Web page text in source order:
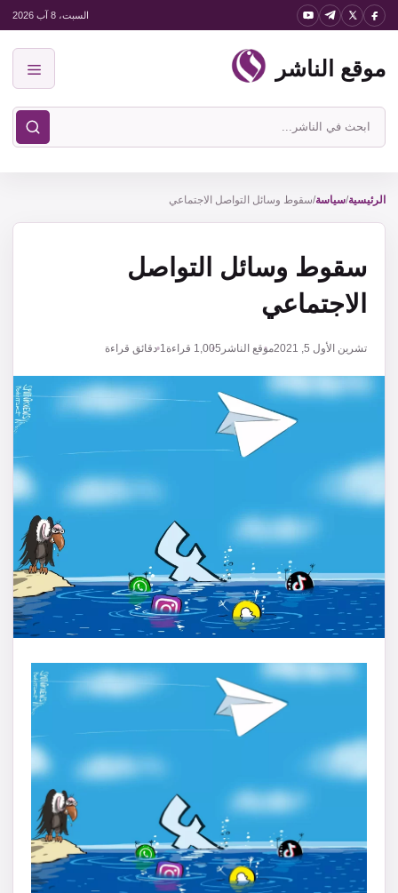
انتقل
المحتوى
السبت، 8 آب 2026
موقع الناشر
ابحث
في
الناشر
الرئيسية/سياسة/سقوط وسائل التواصل الاجتماعي
سقوط وسائل التواصل
الاجتماعي
تشرين الأول 5, 2021 موقع الناشر 1,005 قراءة1 دقائق قراءة